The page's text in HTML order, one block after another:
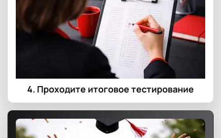
4. Проходите итоговое тестирование